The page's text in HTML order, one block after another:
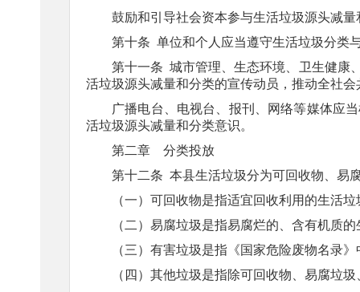
鼓励和引导社会资本参与生活垃圾源头减
第十条 单位和个人应当遵守生活垃圾分类
第十一条城市管理、生态环境、卫生健康
活垃圾源头减量和分类的宣传动员，推动全社
广播电台、电视台、报刊、网络等媒体应
活垃圾源头减量和分类意识。
第二章 分类投放
第十二条 本县生活垃圾分为可回收物、易
（一）可回收物是指适宜回收利用的生活
（二）易腐垃圾是指易腐烂的、含有机质
（三）有害垃圾是指《国家危险废物名录
（四）其他垃圾是指除可回收物、易腐垃